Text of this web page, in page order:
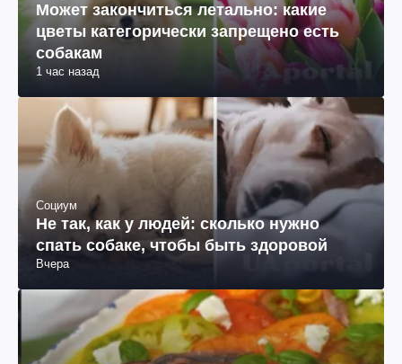
Может закончиться летально: какие
цветы категорически запрещено есть
собакам
1 час назад
Социум
Не так, как у людей: сколько нужно
спать собаке, чтобы быть здоровой
Вчера